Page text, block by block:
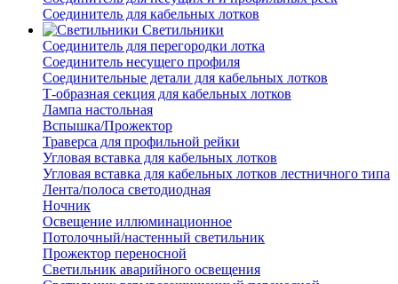
Соединитель для кабельных лотков
Светильники
Соединитель для перегородки лотка
Соединитель несущего профиля
Соединительные детали для кабельных лотков
Т-образная секция для кабельных лотков
Лампа настольная
Вспышка/Прожектор
Траверса для профильной рейки
Угловая вставка для кабельных лотков
Угловая вставка для кабельных лотков лестничного типа
Лента/полоса светодиодная
Ночник
Освещение иллюминационное
Потолочный/настенный светильник
Прожектор переносной
Светильник аварийного освещения